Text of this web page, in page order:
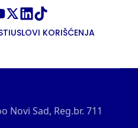
USLOVI KORIŠĆENJA
Novi Sad, Reg.br. 711